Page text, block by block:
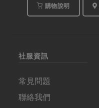
購物說明
社服資訊
常見問題
聯絡我們